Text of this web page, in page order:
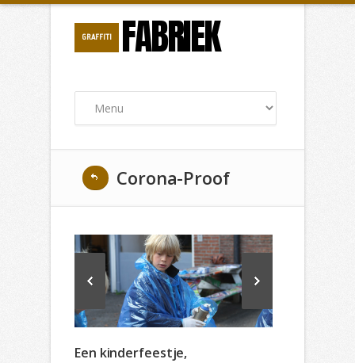
GRAFFITI FABRIEK
Corona-Proof
Een kinderfeestje,